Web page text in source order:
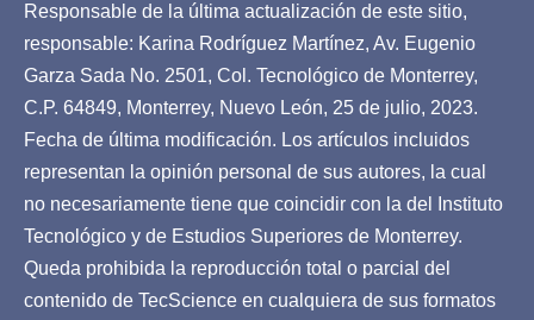
Responsable de la última actualización de este sitio,
responsable: Karina Rodríguez Martínez, Av. Eugenio
Garza Sada No. 2501, Col. Tecnológico de Monterrey,
C.P. 64849, Monterrey, Nuevo León, 25 de julio, 2023.
Fecha de última modificación. Los artículos incluidos
representan la opinión personal de sus autores, la cual
no necesariamente tiene que coincidir con la del Instituto
Tecnológico y de Estudios Superiores de Monterrey.
Queda prohibida la reproducción total o parcial del
contenido de TecScience en cualquiera de sus formatos